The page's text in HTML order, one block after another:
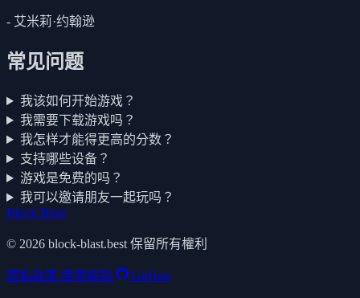
- 艾米莉·约翰逊
常见问题
我该如何开始游戏？
我需要下载游戏吗？
我怎样才能得更高的分数？
支持哪些设备？
游戏是免费的吗？
我可以邀请朋友一起玩吗？
Block Blast
© 2026 block-blast.best 保留所有權利
隱私政策 使用條款 GitHub